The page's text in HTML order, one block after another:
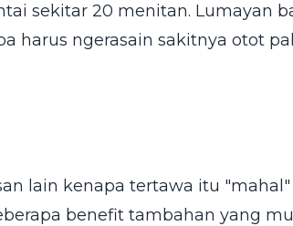
sekitar 20 menitan. Lumayan
harus ngerasain sakitnya otot
lain kenapa tertawa itu
benefit tambahan yang